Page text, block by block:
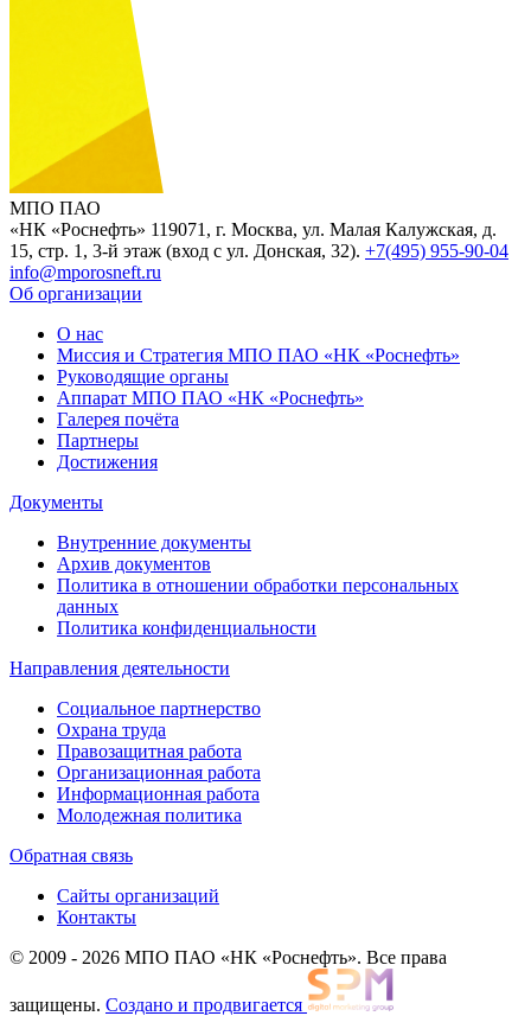
МПО ПАО
«НК «Роснефть» 119071, г. Москва, ул. Малая Калужская, д.
15, стр. 1, 3-й этаж (вход с ул. Донская, 32). +7(495) 955-90-04
info@mporosneft.ru
Об организации
О нас
Миссия и Стратегия МПО ПАО «НК «Роснефть»
Руководящие органы
Аппарат МПО ПАО «НК «Роснефть»
Галерея почёта
Партнеры
Достижения
Документы
Внутренние документы
Архив документов
Политика в отношении обработки персональных
данных
Политика конфиденциальности
Направления деятельности
Социальное партнерство
Охрана труда
Правозащитная работа
Организационная работа
Информационная работа
Молодежная политика
Обратная связь
Сайты организаций
Контакты
© 2009 - 2026 МПО ПАО «НК «Роснефть». Все права
защищены. Создано и продвигается